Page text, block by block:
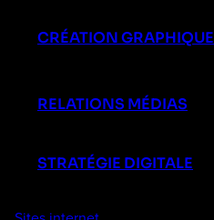
CRÉATION GRAPHIQUE
RELATIONS MÉDIAS
STRATÉGIE DIGITALE